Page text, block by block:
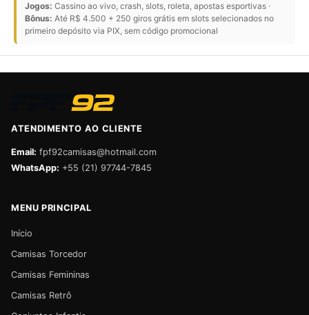
Jogos: Cassino ao vivo, crash, slots, roleta, apostas esportivas ·
Bônus: Até R$ 4.500 + 250 giros grátis em slots selecionados no
primeiro depósito via PIX, sem código promocional
ATENDIMENTO AO CLIENTE
Email: fpf92camisas@hotmail.com
WhatsApp: +55 (21) 97744-7845
MENU PRINCIPAL
Início
Camisas Torcedor
Camisas Femininas
Camisas Retrô